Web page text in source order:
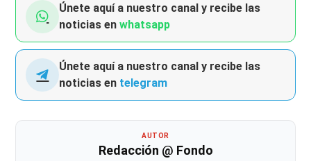
Únete aquí a nuestro canal y recibe las
noticias enwhatsapp
Únete aquí a nuestro canal y recibe las
noticias en telegram
AUTOR
Redacción @ Fondo